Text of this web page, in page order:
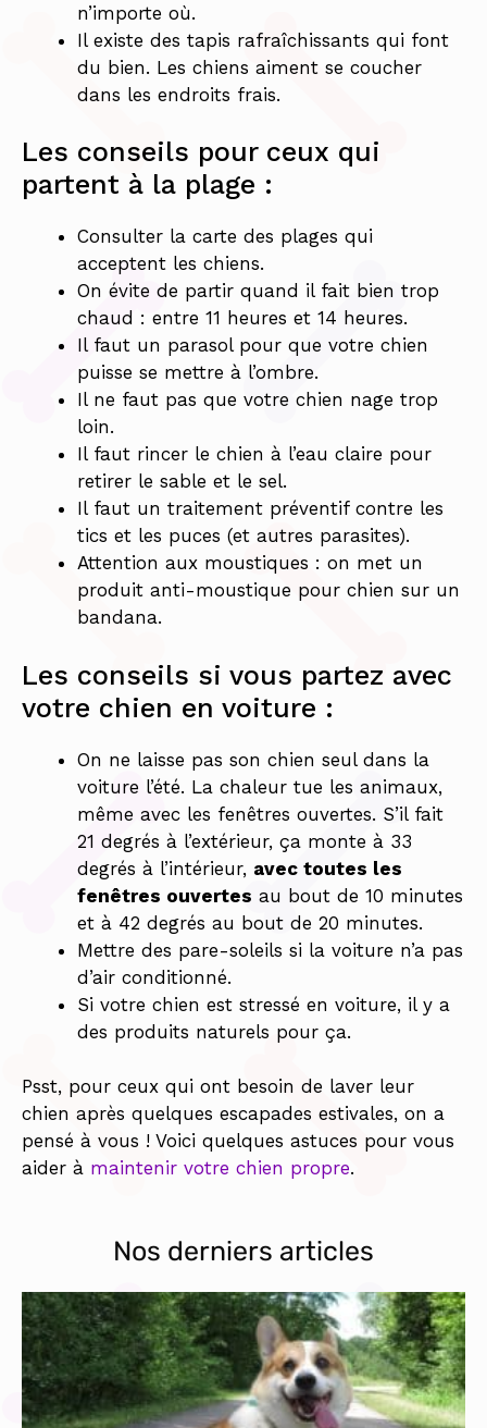
n’importe où.
Il existe des tapis rafraîchissants qui font
du bien. Les chiens aiment se coucher
dans les endroits frais.
Les conseils pour ceux qui
partent à la plage :
Consulter la carte des plages qui
acceptent les chiens.
On évite de partir quand il fait bien trop
chaud : entre 11 heures et 14 heures.
Il faut un parasol pour que votre chien
puisse se mettre à l’ombre.
Il ne faut pas que votre chien nage trop
loin.
Il faut rincer le chien à l’eau claire pour
retirer le sable et le sel.
Il faut un traitement préventif contre les
tics et les puces (et autres parasites).
Attention aux moustiques : on met un
produit anti-moustique pour chien sur un
bandana.
Les conseils si vous partez avec
votre chien en voiture :
On ne laisse pas son chien seul dans la
voiture l’été. La chaleur tue les animaux,
même avec les fenêtres ouvertes. S’il fait
21 degrés à l’extérieur, ça monte à 33
degrés à l’intérieur, avec toutes les
fenêtres ouvertes au bout de 10 minutes
et à 42 degrés au bout de 20 minutes.
Mettre des pare-soleils si la voiture n’a pas
d’air conditionné.
Si votre chien est stressé en voiture, il y a
des produits naturels pour ça.
Psst, pour ceux qui ont besoin de laver leur
chien après quelques escapades estivales, on a
pensé à vous ! Voici quelques astuces pour vous
aider à maintenir votre chien propre.
Nos derniers articles